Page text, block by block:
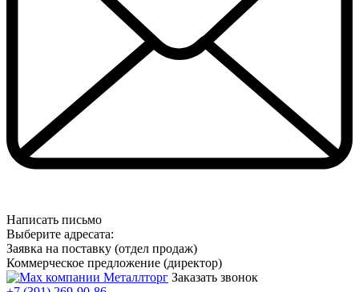
Написать письмо
Выберите адресата:
Заявка на поставку (отдел продаж)
Коммерческое предложение (директор)
Заказать звонок